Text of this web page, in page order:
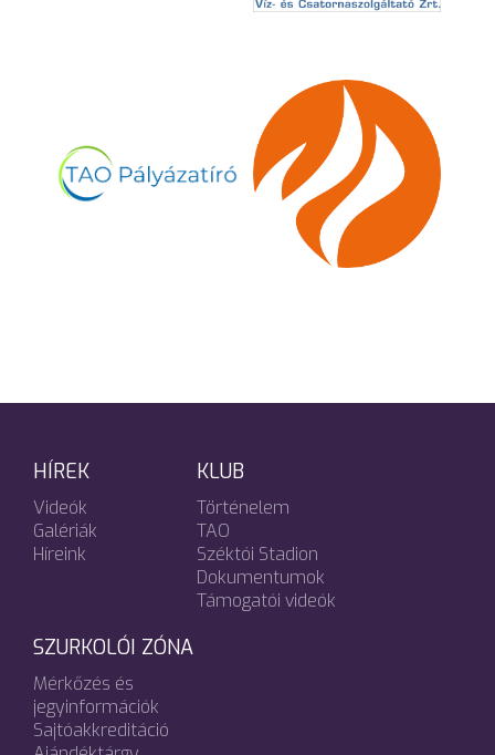
HÍREK
Videók
Galériák
Híreink
KLUB
Történelem
TAO
Széktói Stadion
Dokumentumok
Támogatói videók
SZURKOLÓI ZÓNA
Mérkőzés és
jegyinformációk
Sajtóakkreditáció